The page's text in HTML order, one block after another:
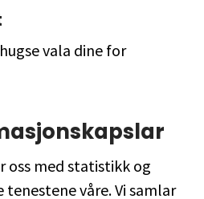
vala dine for
oss med statistikk og
våre. Vi samlar